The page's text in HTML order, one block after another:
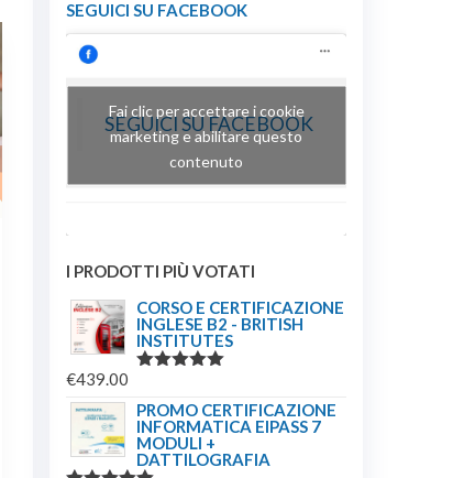
SEGUICI SU FACEBOOK
SEGUICI SU FACEBOOK
Fai clic per accettare i cookie
marketing e abilitare questo
contenuto
I PRODOTTI PIÙ VOTATI
CORSO E CERTIFICAZIONE
INGLESE B2 - BRITISH
INSTITUTES
€439.00
PROMO CERTIFICAZIONE
INFORMATICA EIPASS 7
MODULI +
DATTILOGRAFIA